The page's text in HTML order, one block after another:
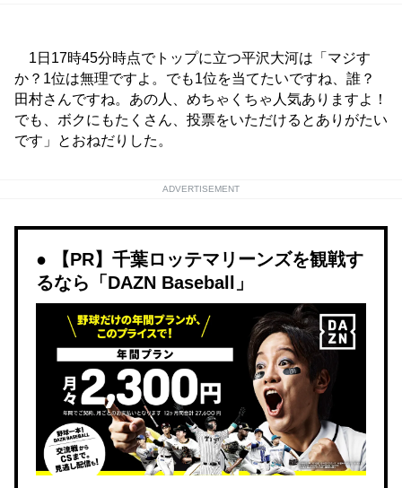
1日17時45分時点でトップに立つ平沢大河は「マジす
か？1位は無理ですよ。でも1位を当てたいですね、誰？
田村さんですね。あの人、めちゃくちゃ人気ありますよ！
でも、ボクにもたくさん、投票をいただけるとありがたい
です」とおねだりした。
ADVERTISEMENT
【PR】千葉ロッテマリーンズを観戦す
るなら「DAZN Baseball」